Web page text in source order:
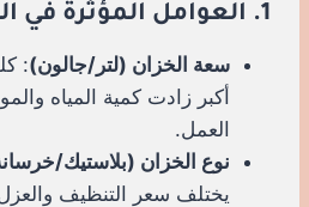
1. العوامل المؤثرة في التكلفة
سعة الخزان (لتر/جالون):
أكبر زادت كمية المياه
العمل.
نوع الخزان (بلاستيك/
يختلف سعر التنظيف